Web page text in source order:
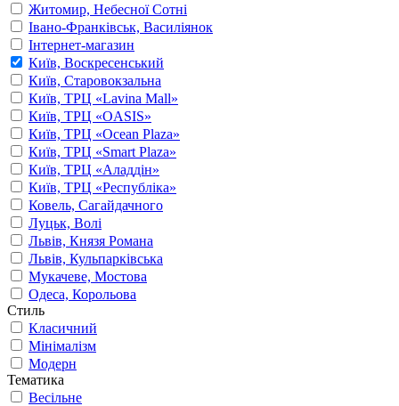
Житомир, Небесної Сотні
Івано-Франківськ, Василіянок
Інтернет-магазин
Київ, Воскресенський
Київ, Старовокзальна
Київ, ТРЦ «Lavina Mall»
Київ, ТРЦ «OASIS»
Київ, ТРЦ «Ocean Plaza»
Київ, ТРЦ «Smart Plaza»
Київ, ТРЦ «Аладдін»
Київ, ТРЦ «Республіка»
Ковель, Сагайдачного
Луцьк, Волі
Львів, Князя Романа
Львів, Кульпарківська
Мукачеве, Мостова
Одеса, Корольова
Стиль
Класичний
Мінімалізм
Модерн
Тематика
Весільне